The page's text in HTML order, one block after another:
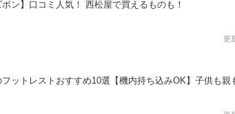
ン】口コミ人気！ 西松屋で買えるものも！
更
ットレストおすすめ10選【機内持ち込みOK】子供も親